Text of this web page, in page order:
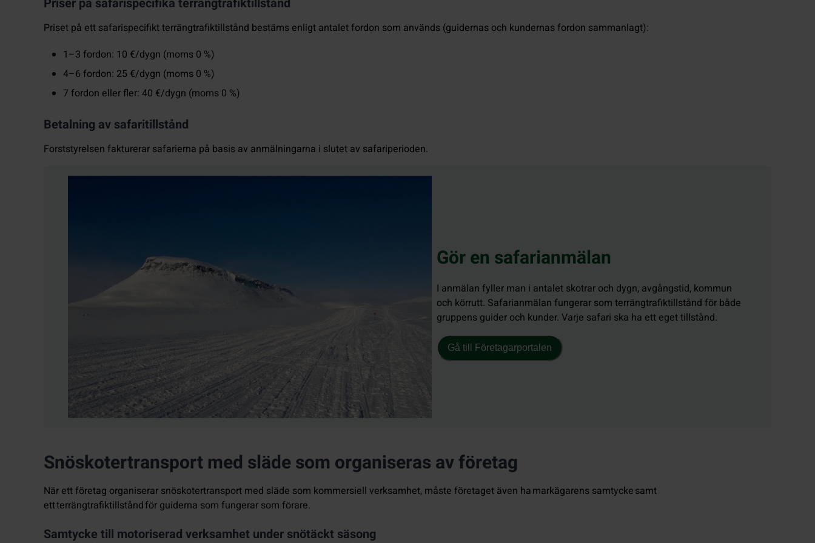
Priset på ett safarispecifikt terrängtrafiktillstånd bestäms enligt antalet fordon som används (guidernas och kundernas fordon sammanlagt):
1–3 fordon: 10 €/dygn (moms 0 %)
4–6 fordon: 25 €/dygn (moms 0 %)
7 fordon eller fler: 40 €/dygn (moms 0 %)
Betalning av safaritillstånd
Forststyrelsen fakturerar safarierna på basis av anmälningarna i slutet av safariperioden.
Gör en safarianmälan
I anmälan fyller man i antalet skotrar och dygn, avgångstid, kommun
och körrutt. Safarianmälan fungerar som terrängtrafiktillstånd för både
gruppens guider och kunder. Varje safari ska ha ett eget tillstånd.
Gå till Företagarportalen
Snöskotertransport med släde som organiseras av företag
När ett företag organiserar snöskotertransport med släde som kommersiell verksamhet, måste företaget även ha markägarens samtycke samt
ett terrängtrafiktillstånd för guiderna som fungerar som förare.
Samtycke till motoriserad verksamhet under snötäckt säsong